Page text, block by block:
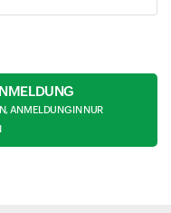
ANMELDUNG IN NUR